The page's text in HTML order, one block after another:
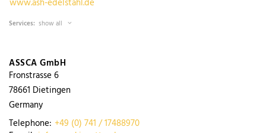
www.ash-edelstahl.de
Services: show all
ASSCA GmbH
Fronstrasse 6
78661 Dietingen
Germany
Telephone: +49 (0) 741 / 17488970